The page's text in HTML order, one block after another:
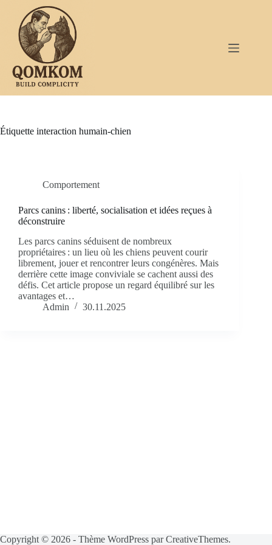
contenu
Étiquette interaction humain-chien
Comportement
Parcs canins : liberté, socialisation et idées reçues à
déconstruire
Les parcs canins séduisent de nombreux
propriétaires : un lieu où les chiens peuvent courir
librement, jouer et rencontrer leurs congénères. Mais
derrière cette image conviviale se cachent aussi des
défis. Cet article propose un regard équilibré sur les
avantages et…
Admin
30.11.2025
Copyright © 2026 - Thème WordPress parCreativeThemes.